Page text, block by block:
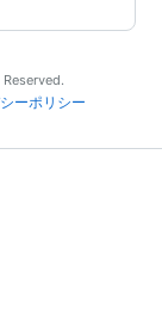
ーポリシー